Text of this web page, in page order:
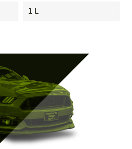
1 L